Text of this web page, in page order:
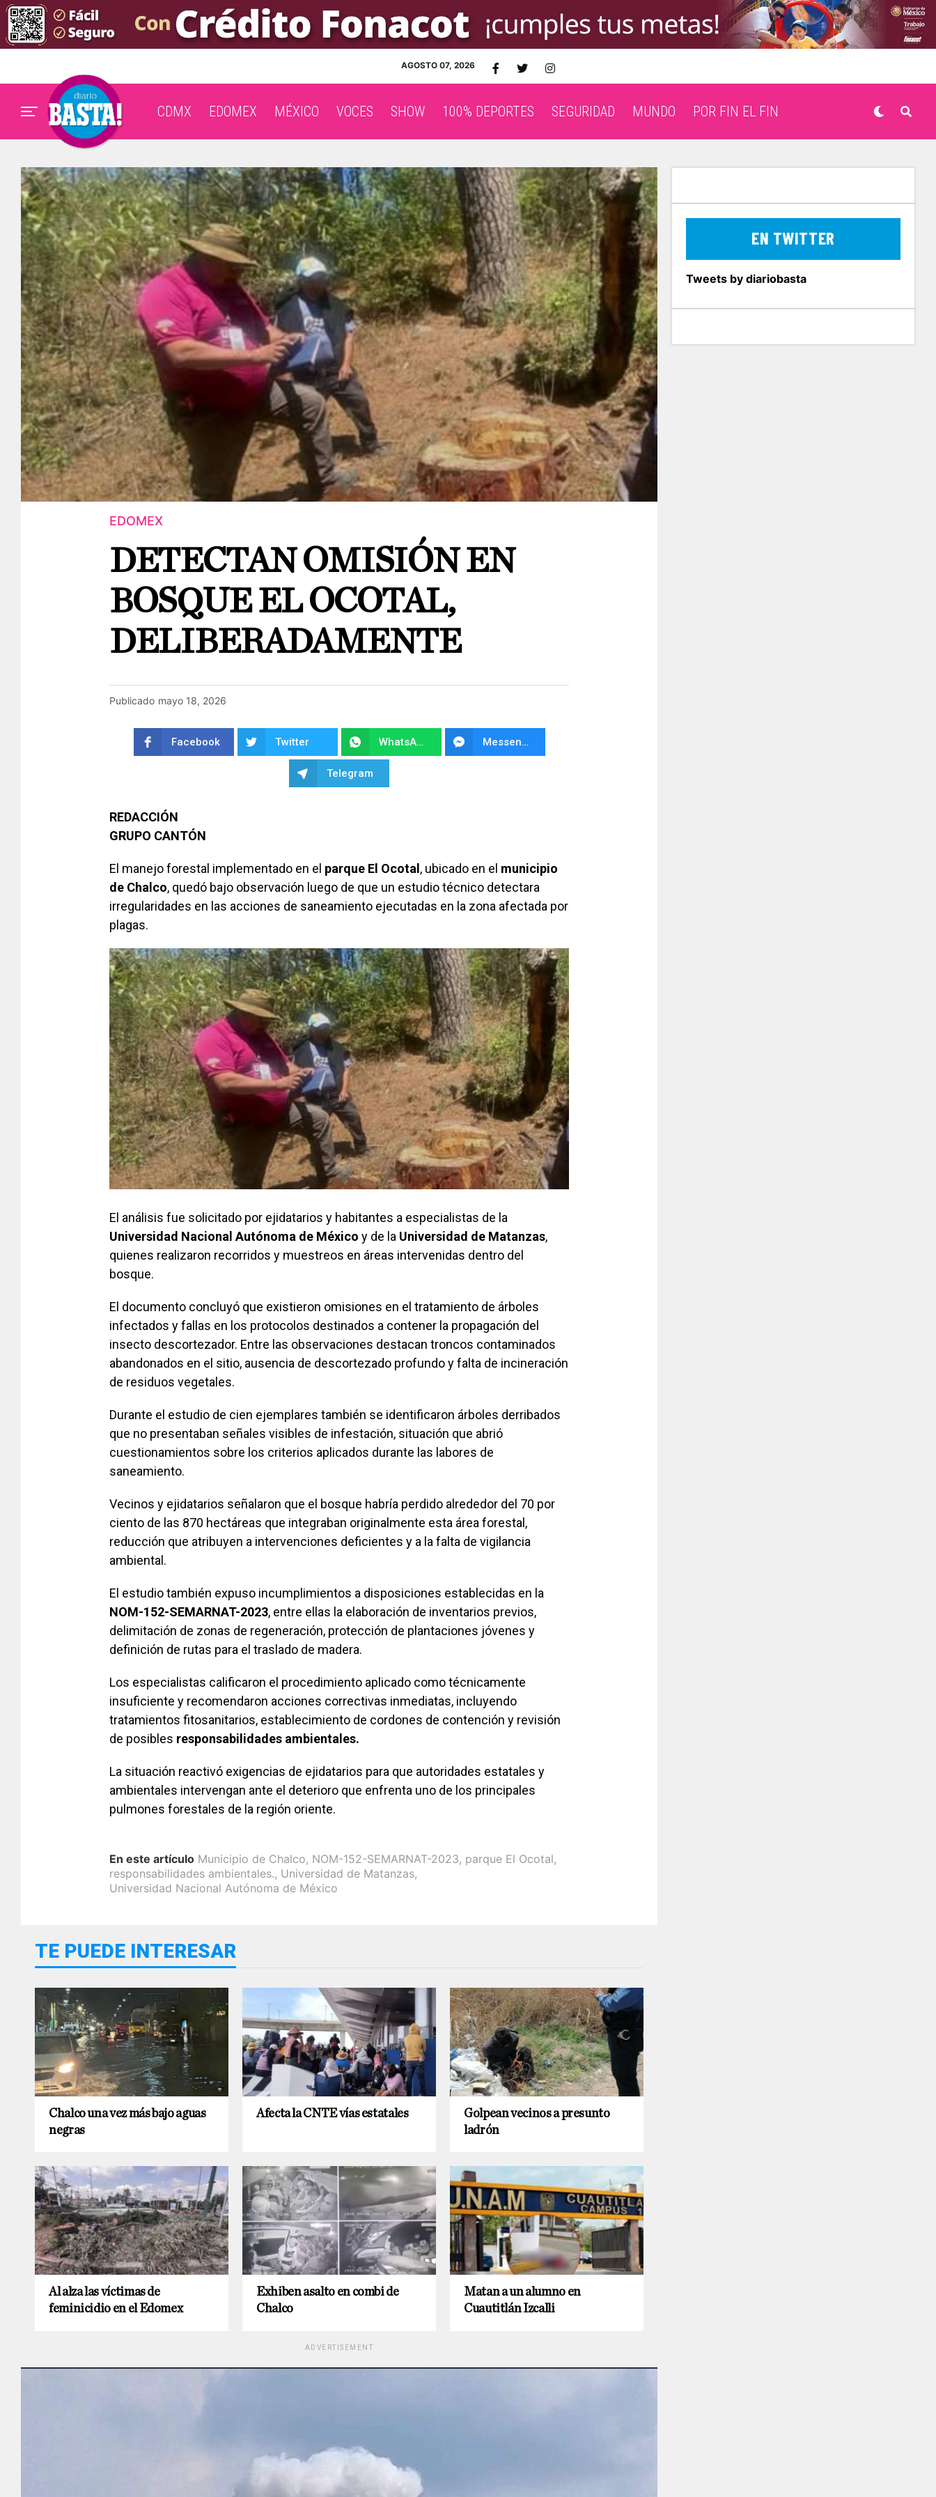
AGOSTO 07, 2026
CDMX EDOMEX MÉXICO VOCES SHOW 100% DEPORTES SEGURIDAD MUNDO POR FIN EL FIN
EDOMEX
DETECTAN OMISIÓN EN
BOSQUE EL OCOTAL,
DELIBERADAMENTE
Publicado mayo 18, 2026
Facebook Twitter WhatsApp Messenger
Telegram
REDACCIÓN
GRUPO CANTÓN
El manejo forestal implementado en el parque El Ocotal, ubicado en el municipio
de Chalco, quedó bajo observación luego de que un estudio técnico detectara
irregularidades en las acciones de saneamiento ejecutadas en la zona afectada por
plagas.
El análisis fue solicitado por ejidatarios y habitantes a especialistas de la
Universidad Nacional Autónoma de México y de la Universidad de Matanzas,
quienes realizaron recorridos y muestreos en áreas intervenidas dentro del
bosque.
El documento concluyó que existieron omisiones en el tratamiento de árboles
infectados y fallas en los protocolos destinados a contener la propagación del
insecto descortezador. Entre las observaciones destacan troncos contaminados
abandonados en el sitio, ausencia de descortezado profundo y falta de incineración
de residuos vegetales.
Durante el estudio de cien ejemplares también se identificaron árboles derribados
que no presentaban señales visibles de infestación, situación que abrió
cuestionamientos sobre los criterios aplicados durante las labores de
saneamiento.
Vecinos y ejidatarios señalaron que el bosque habría perdido alrededor del 70 por
ciento de las 870 hectáreas que integraban originalmente esta área forestal,
reducción que atribuyen a intervenciones deficientes y a la falta de vigilancia
ambiental.
El estudio también expuso incumplimientos a disposiciones establecidas en la
NOM-152-SEMARNAT-2023, entre ellas la elaboración de inventarios previos,
delimitación de zonas de regeneración, protección de plantaciones jóvenes y
definición de rutas para el traslado de madera.
Los especialistas calificaron el procedimiento aplicado como técnicamente
insuficiente y recomendaron acciones correctivas inmediatas, incluyendo
tratamientos fitosanitarios, establecimiento de cordones de contención y revisión
de posibles responsabilidades ambientales.
La situación reactivó exigencias de ejidatarios para que autoridades estatales y
ambientales intervengan ante el deterioro que enfrenta uno de los principales
pulmones forestales de la región oriente.
En este artículo Municipio de Chalco, NOM-152-SEMARNAT-2023, parque El Ocotal,
responsabilidades ambientales., Universidad de Matanzas,
Universidad Nacional Autónoma de México
TE PUEDE INTERESAR
Chalco una vez más bajo aguas
negras
Afecta la CNTE vías estatales
Golpean vecinos a presunto
ladrón
Al alza las víctimas de
feminicidio en el Edomex
Exhiben asalto en combi de
Chalco
Matan a un alumno en
Cuautitlán Izcalli
ADVERTISEMENT
EN TWITTER
Tweets by diariobasta